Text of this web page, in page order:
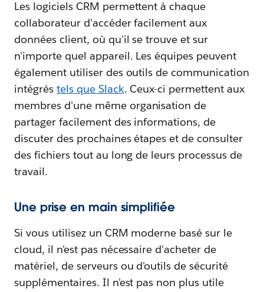
Les logiciels CRM permettent à chaque
collaborateur d'accéder facilement aux
données client, où qu'il se trouve et sur
n'importe quel appareil. Les équipes peuvent
également utiliser des outils de communication
intégrés tels que Slack. Ceux-ci permettent aux
membres d'une même organisation de
partager facilement des informations, de
discuter des prochaines étapes et de consulter
des fichiers tout au long de leurs processus de
travail.
Une prise en main simplifiée
Si vous utilisez un CRM moderne basé sur le
cloud, il n'est pas nécessaire d'acheter de
matériel, de serveurs ou d'outils de sécurité
supplémentaires. Il n'est pas non plus utile